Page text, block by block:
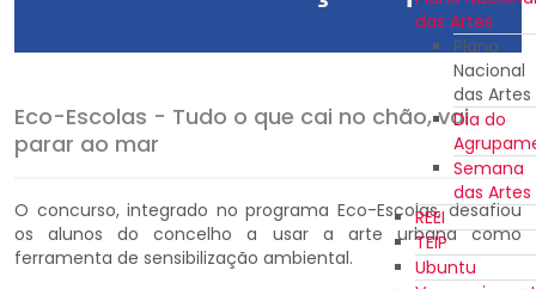
das Artes
Plano
Nacional
das Artes
Dia do
Semana
das Artes
REEI
TEIP
Ubuntu
Eco-Escolas - Tudo o que cai no chão, vai
parar ao mar
O concurso, integrado no programa Eco-Escolas, desafiou
os alunos do concelho a usar a arte urbana como
ferramenta de sensibilização ambiental.